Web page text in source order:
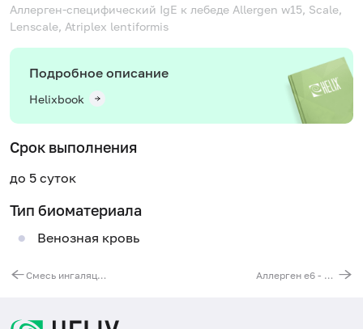
Аллерген-специфический IgE к лебеде Allergen w15, Scale,
Lenscale, Atriplex lentiformis
Подробное описание
Helixbook
Срок выполнения
до 5 суток
Тип биоматериала
Венозная кровь
Смесь ингаляционных аллергенов № 7 (IgG): эпителий кошки, перхоть собаки, эпителий кролика, перхоть лошади, клещ Dermatophagoides pteronyssinus Аллерген е6 - эпителий морской свинки, IgE, ИФА